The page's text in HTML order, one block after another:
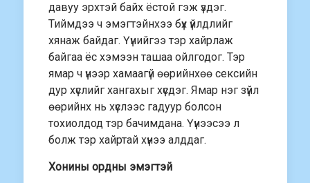
давуу эрхтэй байх ёстой гэж үздэг.
Тиймдээ ч эмэгтэйнхээ бүх үйлдлийг
хянаж байдаг. Үүнийгээ тэр хайрлаж
байгаа ёс хэмээн ташаа ойлгодог. Тэр
ямар ч үнээр хамаагүй өөрийнхөө сексийн
дур хүслийг хангахыг хүсдэг. Ямар нэг зүйл
өөрийнх нь хүслээс гадуур болсон
тохиолдод тэр бачимдана. Үүнээсээ л
болж тэр хайртай хүнээ алддаг.
Хонины ордны эмэгтэй